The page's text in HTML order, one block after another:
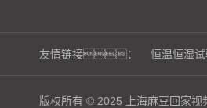
友情链接： 恒温恒湿
版权所有 © 2025 上海麻豆回家